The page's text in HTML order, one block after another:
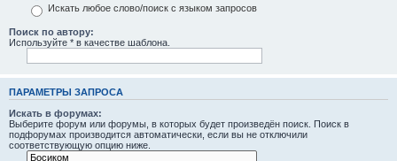
Искать любое слово/поиск с языком запросов
Поиск по автору:
Используйте * в качестве шаблона.
ПАРАМЕТРЫ ЗАПРОСА
Искать в форумах:
Выберите форум или форумы, в которых будет произведён поиск. Поиск в
подфорумах производится автоматически, если вы не отключили
соответствующую опцию ниже.